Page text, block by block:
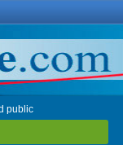
public